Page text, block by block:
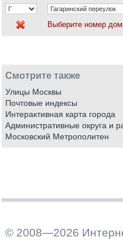
Выберите номер
Смотрите также
Улицы Москвы
Почтовые индексы
Интерактивная карта города
Административные округа и
Московский Метрополитен
© 2008—2026